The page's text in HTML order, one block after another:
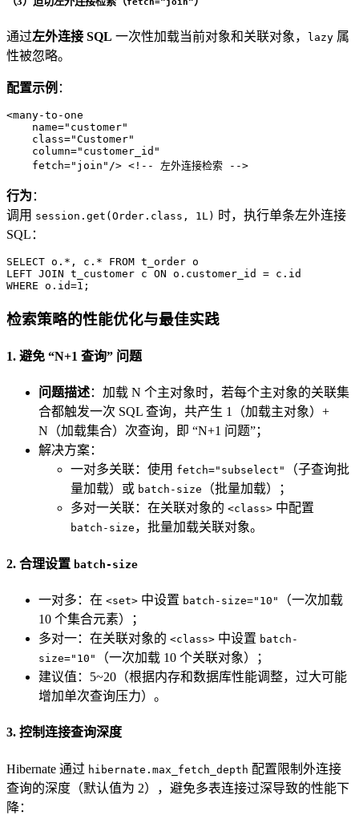
通过左外连接 SQL 一次性加载当前对象和关联对象， lazy 属
性被忽略。
配置示例 ：
<many-to-one
name="customer"
class="Customer"
column="customer_id"
fetch="join" /> <!-- 左外连接检索 -->
行为 ：
调用 session.get(Order.class, 1L) 时，执行单条左外连接
SQL：
SELECT o. * , c. * FROM
LEFT JOIN t_customer c ON o.customer_id =
WHERE o.id=1 ;
检索策略的性能优化与最佳实践
1. 避免 “N+1 查询” 问题
问题描述：加载 N 个主对象时，若每个主对象的关联集
合都触发一次 SQL 查询，共产生 1（加载主对象）+
N（加载集合）次查询，即 “N+1 问题”；
解决方案：
一对多关联：使用 fetch="subselect"
（子查询批
量加载）或 batch-size
（批量加载）；
多对一关联：在关联对象的 <class> 中配置
batch-size ，批量加载关联对象。
2. 合理设置 batch-size
一对多：在 <set> 中设置 batch-size="10"
（一次加载
10 个集合元素）；
多对一：在关联对象的 <class> 中设置 batch-
size="10"
（一次加载 10 个关联对象）；
建议值：5~20（根据内存和数据库性能调整，过大可能
增加单次查询压力）。
3. 控制连接查询深度
Hibernate 通过 hibernate.max_fetch_depth 配置限制外连接
查询的深度（默认值为 2），避免多表连接过深导致的性能下
降：